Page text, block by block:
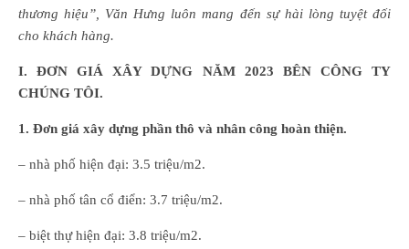
thương hiệu”, Văn Hưng luôn mang đến sự hài lòng tuyệt đối
cho khách hàng.
I. ĐƠN GIÁ XÂY DỰNG NĂM 2023 BÊN CÔNG TY
CHÚNG TÔI.
1. Đơn giá xây dựng phần thô và nhân công hoàn thiện.
– nhà phố hiện đại: 3.5 triệu/m2.
– nhà phố tân cổ điển: 3.7 triệu/m2.
– biệt thự hiện đại: 3.8 triệu/m2.